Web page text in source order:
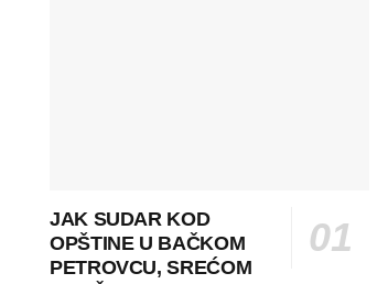
JAK SUDAR KOD
OPŠTINE U BAČKOM
PETROVCU, SREĆOM